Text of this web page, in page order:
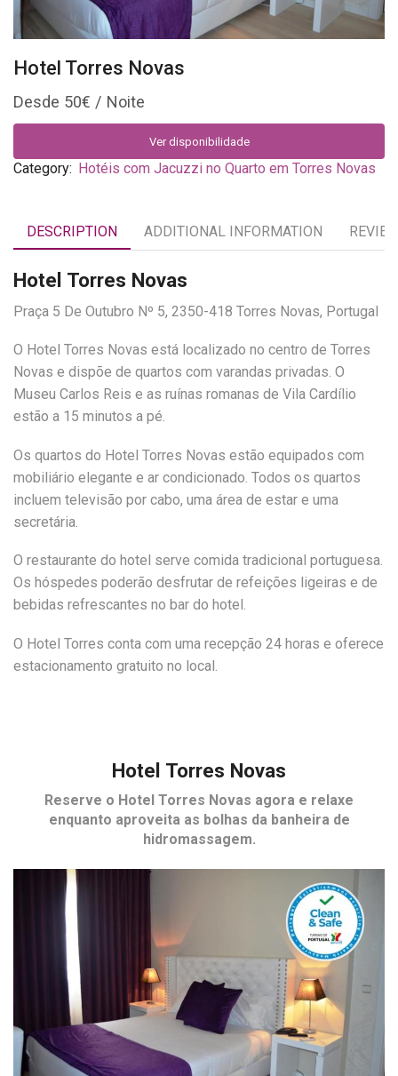
Hotel Torres Novas
50€
Ver disponibilidade
Category: Hotéis com Jacuzzi no Quarto em Torres Novas
DESCRIPTION ADDITIONAL INFORMATION
Hotel Torres Novas
Praça 5 De Outubro Nº 5, 2350-418 Torres Novas, Portugal
O Hotel Torres Novas está localizado no centro de Torres
Novas e dispõe de quartos com varandas privadas. O
Museu Carlos Reis e as ruínas romanas de Vila Cardílio
estão a 15 minutos a pé.
Os quartos do Hotel Torres Novas estão equipados com
mobiliário elegante e ar condicionado. Todos os quartos
incluem televisão por cabo, uma área de estar e uma
secretária.
O restaurante do hotel serve comida tradicional portuguesa.
Os hóspedes poderão desfrutar de refeições ligeiras e de
bebidas refrescantes no bar do hotel.
O Hotel Torres conta com uma recepção 24 horas e oferece
estacionamento gratuito no local.
Hotel Torres Novas
Reserve o Hotel Torres Novas agora e relaxe
enquanto aproveita as bolhas da banheira de
hidromassagem.